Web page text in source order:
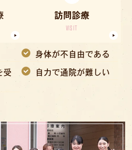
受
訪問診療
VISIT
身体が不自由である
自力で通院が難しい